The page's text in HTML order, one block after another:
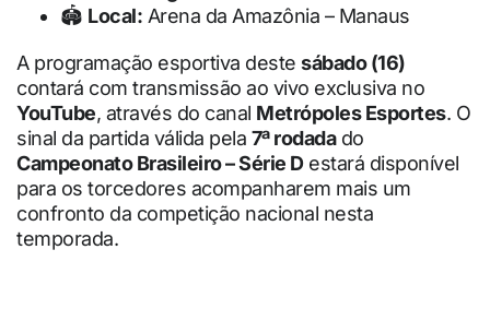
🏟 Local: Arena da Amazônia – Manaus
A programação esportiva deste sábado (16)
contará com transmissão ao vivo exclusiva no
YouTube, através do canal Metrópoles Esportes. O
sinal da partida válida pela 7ª rodadado
Campeonato Brasileiro – Série Destará disponível
para os torcedores acompanharem mais um
confronto da competição nacional nesta
temporada.